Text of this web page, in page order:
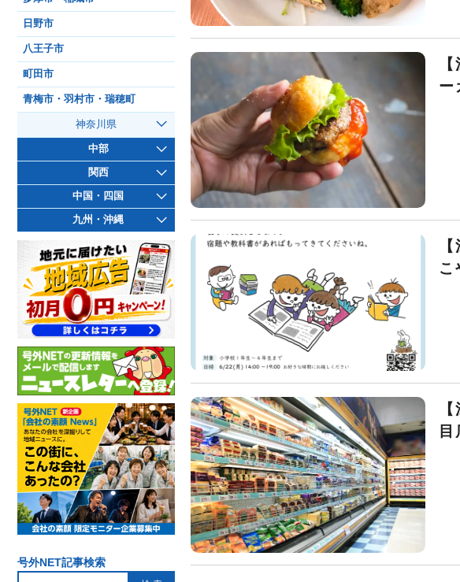
ー
こ
日野市
八王子市
町田市
青梅市・羽村市・瑞穂町
神奈川県
中部
関西
中国・四国
九州・沖縄
号外NET記事検索